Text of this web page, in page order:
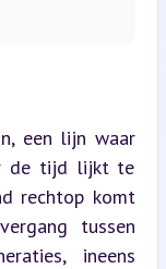
een lijn waar
de tijd lijkt te
rechtop komt
tussen
ineens